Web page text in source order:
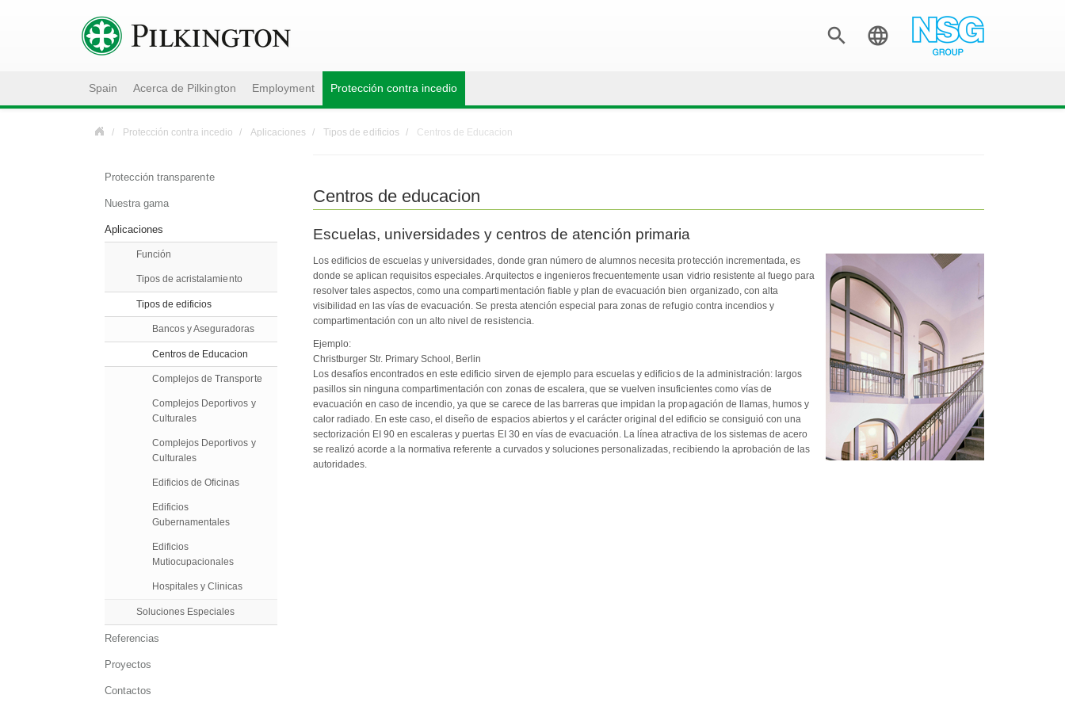
 
Spain Acerca de Pilkington Employment Protección contra incedio
Protección contra incedio Aplicaciones Tipos de edificios Centros de Educacion
Centros de educacion
Escuelas, universidades y centros de atención primaria
Los edificios de escuelas y universidades, donde gran número de alumnos necesita protección incrementada, es
donde se aplican requisitos especiales. Arquitectos e ingenieros frecuentemente usan vidrio resistente al fuego para
resolver tales aspectos, como una compartimentación fiable y plan de evacuación bien organizado, con alta
visibilidad en las vías de evacuación. Se presta atención especial para zonas de refugio contra incendios y
compartimentación con un alto nivel de resistencia.
Ejemplo:
Christburger Str. Primary School, Berlin
Los desafíos encontrados en este edificio sirven de ejemplo para escuelas y edificios de la administración: largos
pasillos sin ninguna compartimentación con zonas de escalera, que se vuelven insuficientes como vías de
evacuación en caso de incendio, ya que se carece de las barreras que impidan la propagación de llamas, humos y
calor radiado. En este caso, el diseño de espacios abiertos y el carácter original del edificio se consiguió con una
sectorización EI 90 en escaleras y puertas EI 30 en vías de evacuación. La línea atractiva de los sistemas de acero
se realizó acorde a la normativa referente a curvados y soluciones personalizadas, recibiendo la aprobación de las
autoridades.
Protección transparente
Nuestra gama
Aplicaciones
Función
Tipos de acristalamiento
Tipos de edificios
Bancos y Aseguradoras
Centros de Educacion
Complejos de Transporte
Complejos Deportivos y
Culturales
Complejos Deportivos y
Culturales
Edificios de Oficinas
Edificios
Gubernamentales
Edificios
Mutiocupacionales
Hospitales y Clinicas
Soluciones Especiales
Referencias
Proyectos
Contactos